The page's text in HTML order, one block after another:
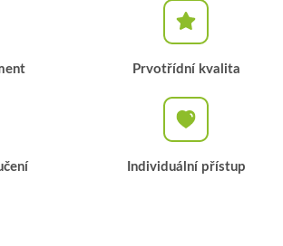
Prvotřídní kvalita
Individuální přístup